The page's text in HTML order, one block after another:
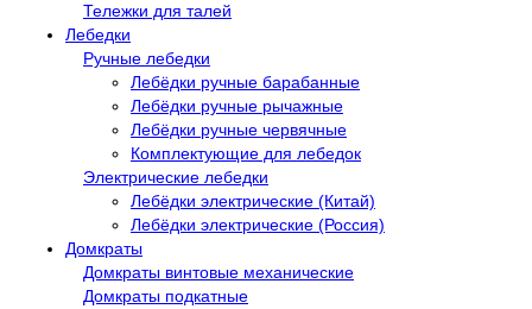
Тележки для талей
Лебедки
Ручные лебедки
Лебёдки ручные барабанные
Лебёдки ручные рычажные
Лебёдки ручные червячные
Комплектующие для лебедок
Электрические лебедки
Лебёдки электрические (Китай)
Лебёдки электрические (Россия)
Домкраты
Домкраты винтовые механические
Домкраты подкатные